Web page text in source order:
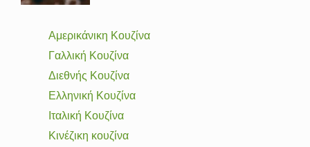
Αμερικάνικη Κουζίνα
Γαλλική Κουζίνα
Διεθνής Κουζίνα
Ελληνική Κουζίνα
Ιταλική Κουζίνα
Κινέζικη κουζίνα